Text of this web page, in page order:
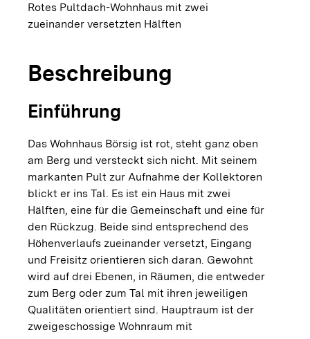
Rotes Pultdach-Wohnhaus mit zwei
zueinander versetzten Hälften
Beschreibung
Einführung
Das Wohnhaus Börsig ist rot, steht ganz oben
am Berg und versteckt sich nicht. Mit seinem
markanten Pult zur Aufnahme der Kollektoren
blickt er ins Tal. Es ist ein Haus mit zwei
Hälften, eine für die Gemeinschaft und eine für
den Rückzug. Beide sind entsprechend des
Höhenverlaufs zueinander versetzt, Eingang
und Freisitz orientieren sich daran. Gewohnt
wird auf drei Ebenen, in Räumen, die entweder
zum Berg oder zum Tal mit ihren jeweiligen
Qualitäten orientiert sind. Hauptraum ist der
zweigeschossige Wohnraum mit